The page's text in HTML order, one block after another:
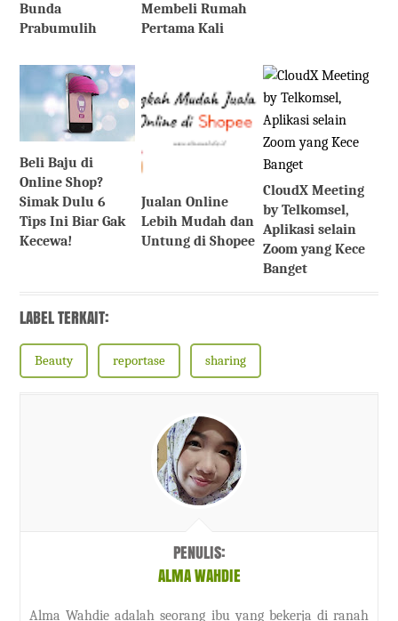
Bunda
Prabumulih
Membeli Rumah
Pertama Kali
Beli Baju di
Online Shop?
Simak Dulu 6
Tips Ini Biar Gak
Kecewa!
Jualan Online
Lebih Mudah dan
Untung di Shopee
CloudX Meeting
by Telkomsel,
Aplikasi selain
Zoom yang Kece
Banget
LABEL TERKAIT:
Beauty reportase sharing
PENULIS:
ALMA WAHDIE
Alma Wahdie adalah seorang ibu yang bekerja di ranah